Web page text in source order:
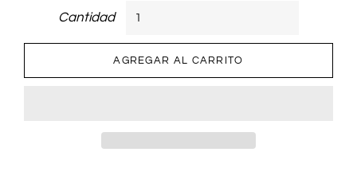
Cantidad
AGREGAR AL CARRITO